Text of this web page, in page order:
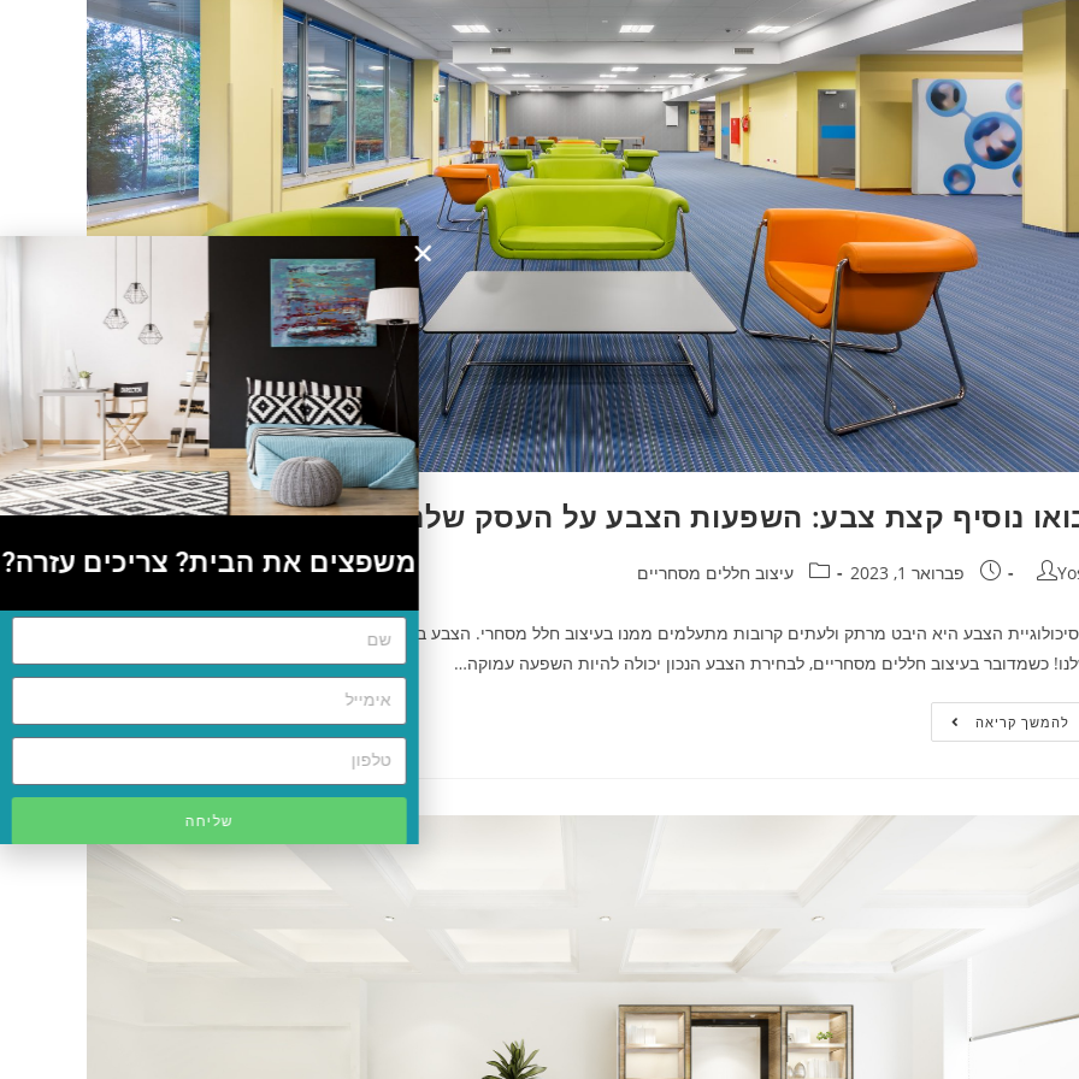
נוסיף קצת צבע: השפעות הצבע על העסק שלנו
פברואר 1, 2023 עיצוב חללים מסחריים
הצבע היא היבט מרתק ולעתים קרובות מתעלמים ממנו בעיצוב חלל מסחרי. הצבע במשרדים משפיע על הרגשות, ההתנהגותיות
כשמדובר בעיצוב חללים מסחריים, לבחירת הצבע הנכון יכולה להיות השפעה עמוקה…
להמשך קריאה
משפצים את הבית? צריכים עזרה?
שליחה